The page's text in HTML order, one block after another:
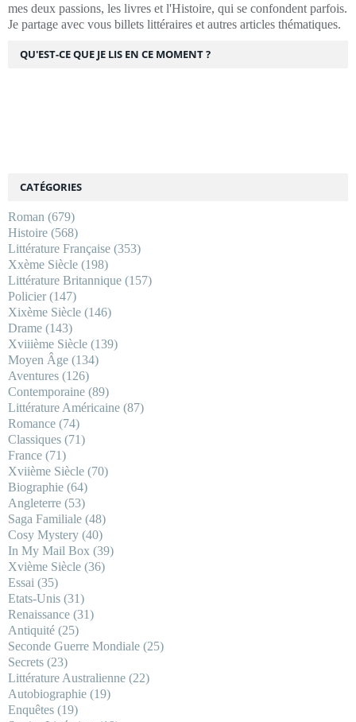
mes deux passions, les livres et l'Histoire, qui se confondent parfois.
Je partage avec vous billets littéraires et autres articles thématiques.
CATÉGORIES
Roman (679)
Histoire (568)
Littérature Française (353)
Xxème Siècle (198)
Littérature Britannique (157)
Policier(147)
Xixème Siècle (146)
Drame (143)
Xviiième Siècle (139)
Moyen Âge (134)
Aventures (126)
Contemporaine (89)
Littérature Américaine (87)
Romance (74)
Classiques (71)
France (71)
Xviième Siècle (70)
Biographie (64)
Angleterre (53)
Saga Familiale (48)
Cosy Mystery (40)
In My Mail Box (39)
Xvième Siècle (36)
Essai (35)
Etats-Unis (31)
Renaissance (31)
Antiquité (25)
Seconde Guerre Mondiale (25)
Secrets (23)
Littérature Australienne (22)
Autobiographie (19)
Enquêtes (19)
QU'EST-CE QUE JE LIS EN CE MOMENT ?